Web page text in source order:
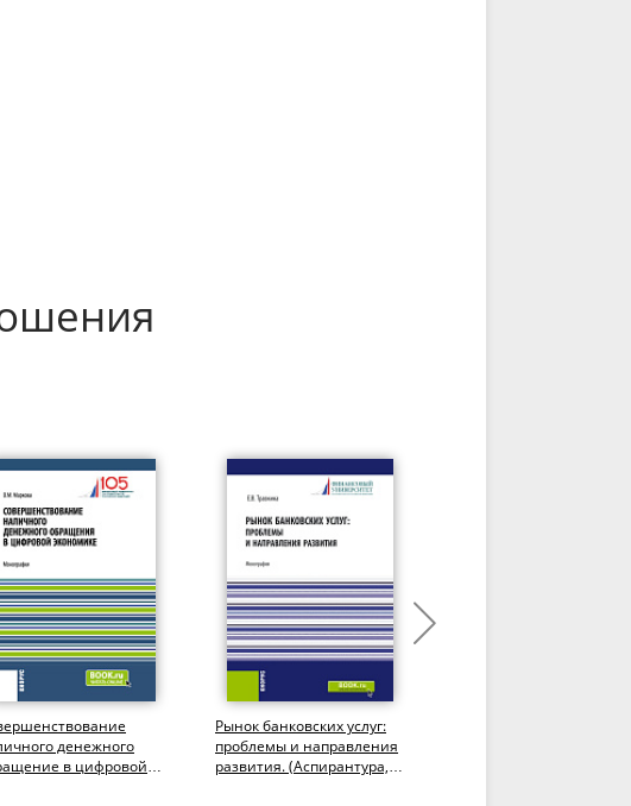
денежного
в цифровой
Рынок банковских услуг:
проблемы и направления
развития. (Аспирантура,